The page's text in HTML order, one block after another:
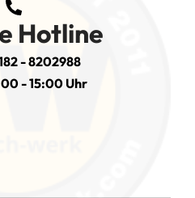
Hotline
- 8202988
- 15:00 Uhr